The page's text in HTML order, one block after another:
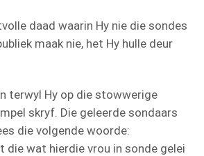
daad waarin Hy nie die sondes
maak nie, het Hy hulle deur
terwyl Hy op die stowwerige
skryf. Die geleerde sondaars
die volgende woorde:
die wat hierdie vrou in sonde gelei